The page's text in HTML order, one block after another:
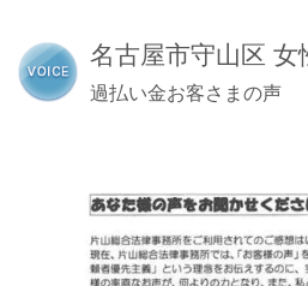
名古屋市守山区 女
過払い金お客さまの声